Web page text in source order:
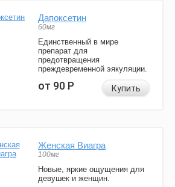
Дапоксетин
60мг
Единственный в мире
препарат для
предотвращения
преждевременной эякуляции.
от 90Р Купить
Женская Виагра
100мг
Новые, яркие ощущения для
девушек и женщин.